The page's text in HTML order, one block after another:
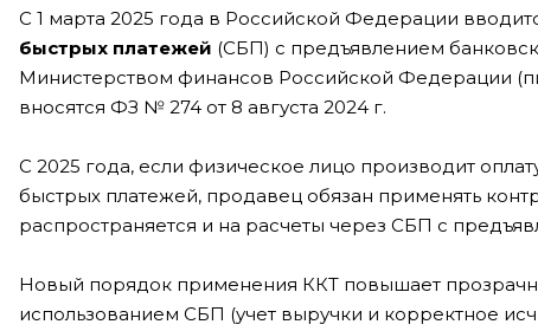
С 1 марта 2025 года в Российской Федерации
быстрых платежей (СБП) с предъявлением
Министерством финансов Российской Федерации
вносятся ФЗ № 274 от 8 августа 2024 г.
С 2025 года, если физическое лицо производит
быстрых платежей, продавец обязан применять
распространяется и на расчеты через СБП с
Новый порядок применения ККТ повышает
использованием СБП (учет выручки и корректное